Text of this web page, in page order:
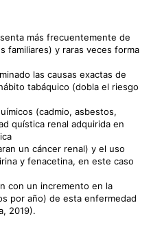
más frecuentemente de
familiares) y raras veces forma
las causas exactas de
tabáquico (dobla el riesgo
(cadmio, asbestos,
quística renal adquirida en
un cáncer renal) y el uso
y fenacetina, en este caso
con un incremento en la
por año) de esta enfermedad
2019).